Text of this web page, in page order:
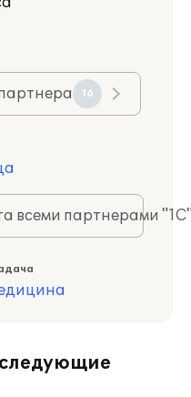
16
всеми партнерами